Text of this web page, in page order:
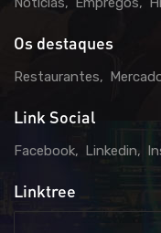
Os destaques
Restaurantes
Link Social
Facebook Linkedin
Linktree